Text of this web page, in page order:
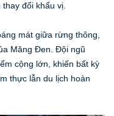
đổi khẩu vị.
mát giữa rừng thông,
Măng Đen. Đội ngũ
cộng lớn, khiến bất kỳ
thực lẫn du lịch hoàn